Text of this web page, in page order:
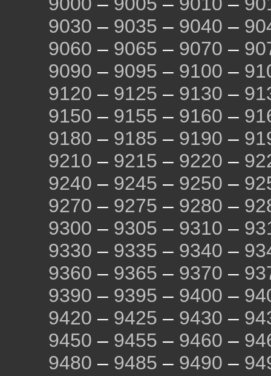
9030 – 9035 – 9040 –
9060 – 9065 – 9070 –
9090 – 9095 – 9100 –
9120 – 9125 – 9130 –
9150 – 9155 – 9160 –
9180 – 9185 – 9190 –
9210 – 9215 – 9220 –
9240 – 9245 – 9250 –
9270 – 9275 – 9280 –
9300 – 9305 – 9310 –
9330 – 9335 – 9340 –
9360 – 9365 – 9370 –
9390 – 9395 – 9400 –
9420 – 9425 – 9430 –
9450 – 9455 – 9460 –
9480 – 9485 – 9490 –